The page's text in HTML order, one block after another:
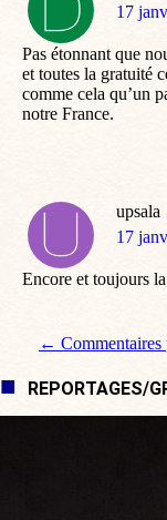
dit
17
Pas étonnant que
et toutes la gratuité
comme cela qu’un
notre France.
upsala
dit
17
Encore et toujours
Navigation de
← Commentaires
REPORTAGES/